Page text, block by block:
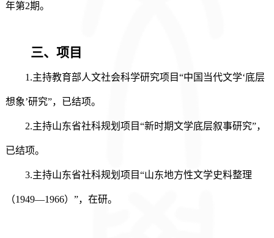
年第2期。
三、项目
1.主持教育部人文社会科学研究项目“中国当代文学‘底层
想象’研究”，已结项。
2.主持山东省社科规划项目“新时期文学底层叙事研究”，
已结项。
3.主持山东省社科规划项目“山东地方性文学史料整理
（1949—1966） ”，在研。